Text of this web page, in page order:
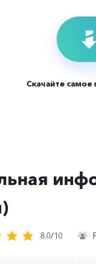
Скачайте
8.0/10